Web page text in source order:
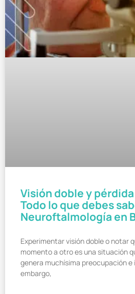
Visión doble y
Todo lo que debes
Neuroftalmología en
Experimentar visión doble o notar
momento a otro es una situación
genera muchísima preocupación
embargo,